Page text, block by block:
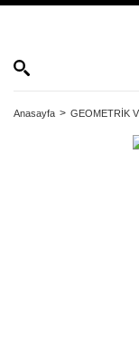
Anasayfa GEOMETRİK